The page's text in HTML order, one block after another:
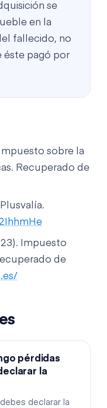
se
en la
fallecido, no
éste pagó por
sobre la
Recuperado de
Impuesto
de
pérdidas
la
declarar la